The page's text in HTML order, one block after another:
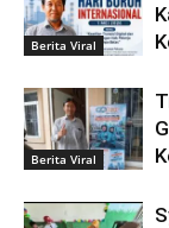
Berita Viral
Berita Viral